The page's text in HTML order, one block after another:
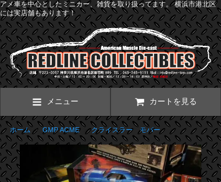
アメ車を中心としたミニカー、雑貨を取り扱ってます。 横浜市港北区
には実店舗もあります！
メニュー カートを見る
ホーム>GMP ACME>クライスラー モパー